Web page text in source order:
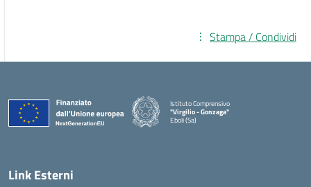
Stampa / Condividi
Istituto Comprensivo
"Virgilio - Gonzaga"
Eboli (Sa)
Link Esterni